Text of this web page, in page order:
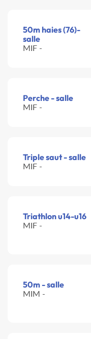
50m haies (76)-
salle
MIF -
Perche - salle
MIF -
Triple saut - salle
MIF -
Triathlon u14-u16
MIF -
50m - salle
MIM -